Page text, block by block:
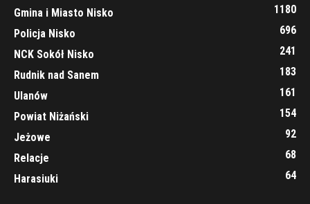
Gmina i Miasto Nisko
1180
Policja Nisko
696
NCK Sokół Nisko
241
Rudnik nad Sanem
183
Ulanów
161
Powiat Niżański
154
Jeżowe
92
Relacje
68
Harasiuki
64